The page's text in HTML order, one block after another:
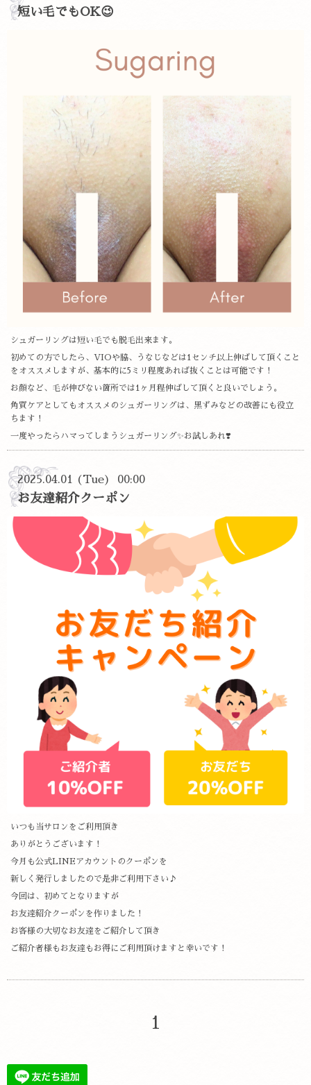
短い毛でもOK😉
シュガーリングは短い毛でも脱毛出来ます。
初めての方でしたら、VIOや脇、うなじなどは1センチ以上伸ばして頂くこと
をオススメしますが、基本的に5ミリ程度あれば抜くことは可能です！
お顔など、毛が伸びない箇所では1ヶ月程伸ばして頂くと良いでしょう。
角質ケアとしてもオススメのシュガーリングは、黒ずみなどの改善にも役立
ちます！
一度やったらハマってしまうシュガーリング✨お試しあれ❣️
2025.04.01 (Tue) 00:00
お友達紹介クーポン
いつも当サロンをご利用頂き
ありがとうございます！
今月も公式LINEアカウントのクーポンを
新しく発行しましたので是非ご利用下さい♪
今回は、初めてとなりますが
お友達紹介クーポンを作りました！
お客様の大切なお友達をご紹介して頂き
ご紹介者様もお友達もお得にご利用頂けますと幸いです！
1